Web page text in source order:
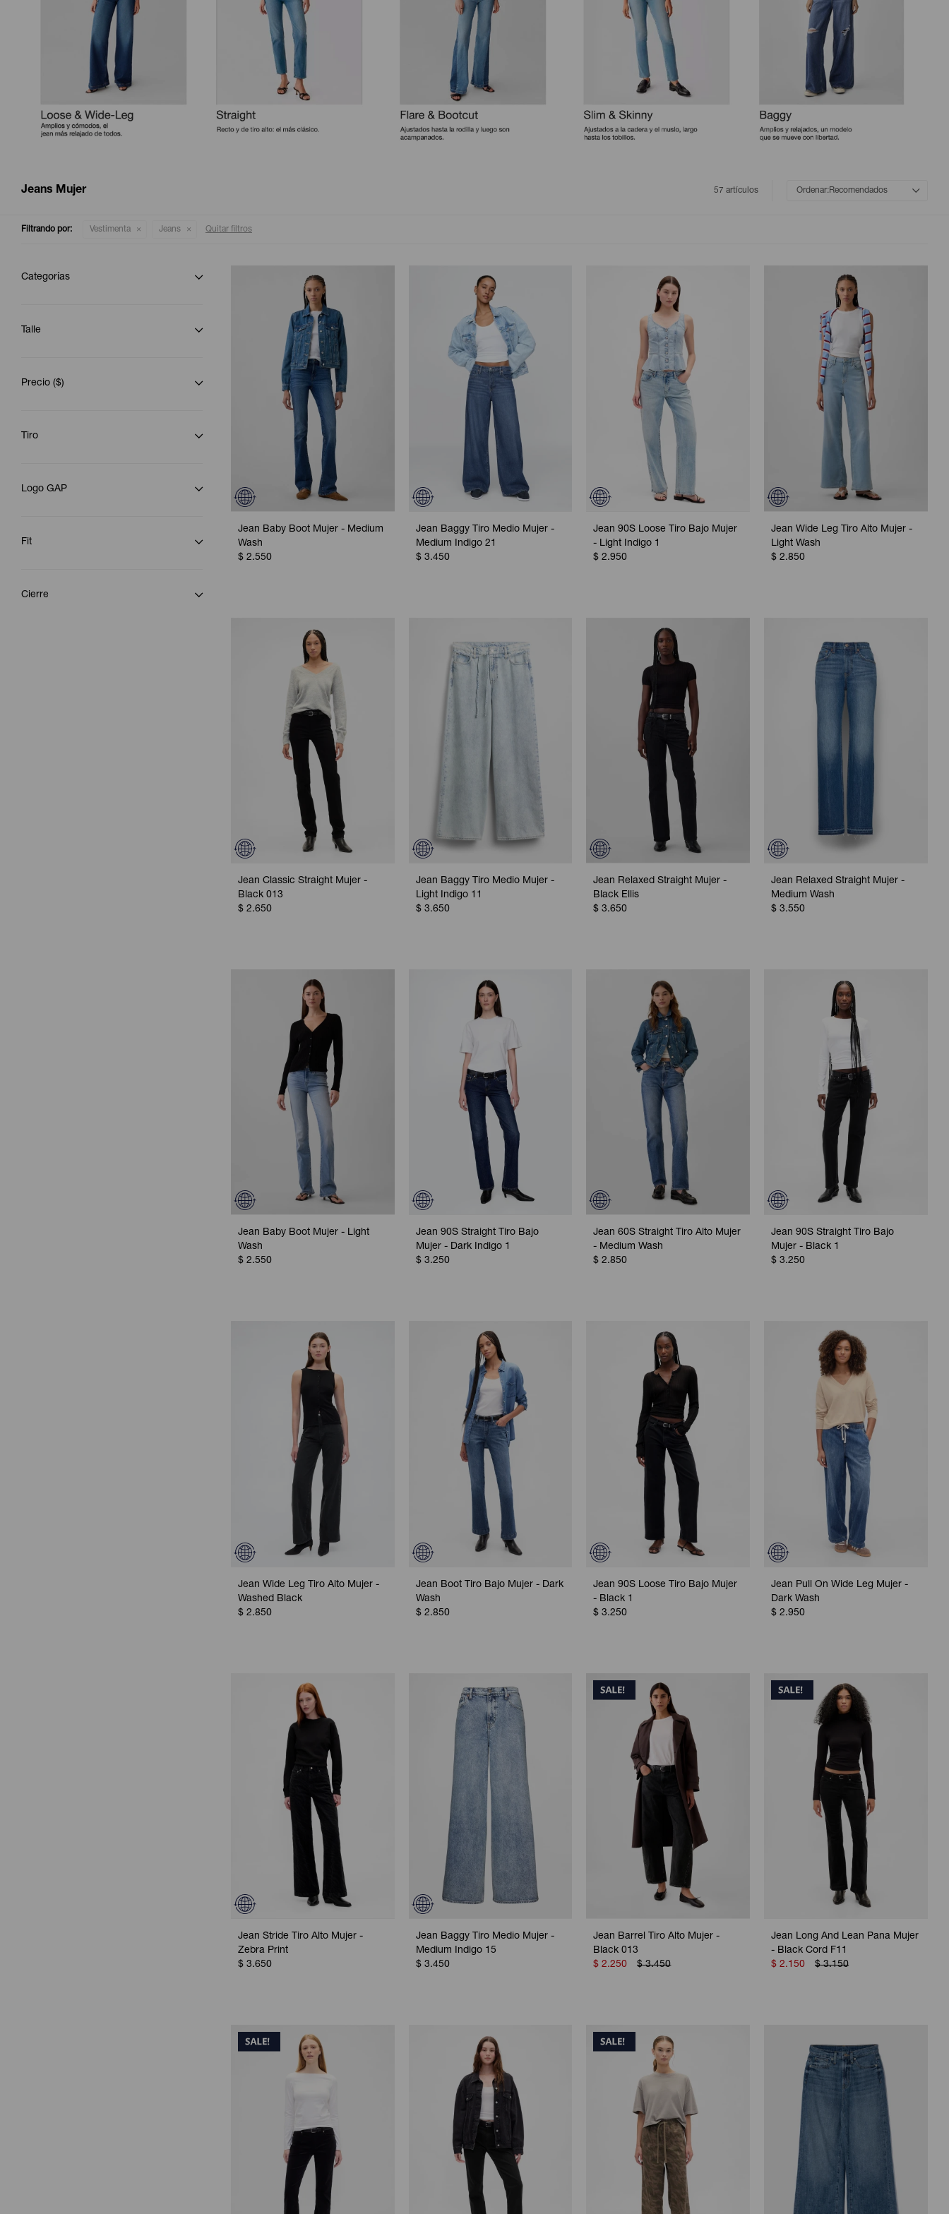
Jeans Mujer 57 artículos Recomendados
Filtrando por: Vestimenta Jeans Quitar filtros
Jean Baby Boot Mujer - Medium
Wash
$ 2.550
Jean Baggy Tiro Medio Mujer -
Medium Indigo 21
$ 3.450
Jean 90S Loose Tiro Bajo Mujer
- Light Indigo 1
$ 2.950
Jean Wide Leg Tiro Alto Mujer -
Light Wash
$ 2.850
Jean Classic Straight Mujer -
Black 013
$ 2.650
Jean Baggy Tiro Medio Mujer -
Light Indigo 11
$ 3.650
Jean Relaxed Straight Mujer -
Black Ellis
$ 3.650
Jean Relaxed Straight Mujer -
Medium Wash
$ 3.550
Jean Baby Boot Mujer - Light
Wash
$ 2.550
Jean 90S Straight Tiro Bajo
Mujer - Dark Indigo 1
$ 3.250
Jean 60S Straight Tiro Alto Mujer
- Medium Wash
$ 2.850
Jean 90S Straight Tiro Bajo
Mujer - Black 1
$ 3.250
Jean Wide Leg Tiro Alto Mujer -
Washed Black
$ 2.850
Jean Boot Tiro Bajo Mujer - Dark
Wash
$ 2.850
Jean 90S Loose Tiro Bajo Mujer
- Black 1
$ 3.250
Jean Pull On Wide Leg Mujer -
Dark Wash
$ 2.950
Jean Stride Tiro Alto Mujer -
Zebra Print
$ 3.650
Jean Baggy Tiro Medio Mujer -
Medium Indigo 15
$ 3.450
Jean Barrel Tiro Alto Mujer -
Black 013
$ 2.250 $ 3.450
Jean Long And Lean Pana Mujer
- Black Cord F11
$ 2.150 $ 3.150
Categorías
Talle
Precio ($)
Tiro
Logo GAP
Fit
Cierre